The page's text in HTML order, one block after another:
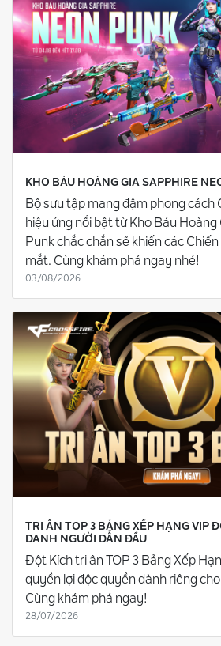
KHO BÁU HOÀNG GIA SAPPHIRE
Bộ sưu tập mang đậm phong cách
hiệu ứng nổi bật từ Kho Báu
Punk chắc chắn sẽ khiến các
mắt. Cùng khám phá ngay nhé!
03/08/2026
TRI ÂN TOP 3 BẢNG XẾP HẠNG VIP
DANH NGƯỜI DẪN ĐẦU
Đột Kích tri ân TOP 3 Bảng Xếp
quyền lợi độc quyền dành riêng
Cùng khám phá ngay!
28/07/2026